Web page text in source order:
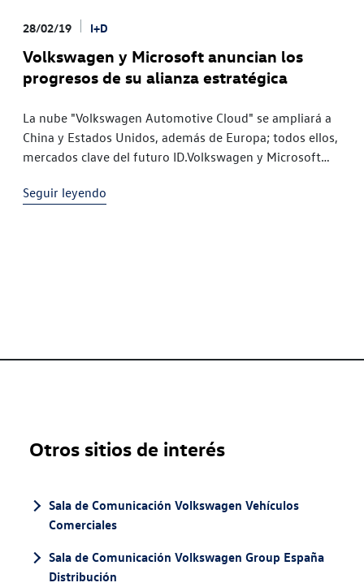
28/02/19 I+D
Volkswagen y Microsoft anuncian los
progresos de su alianza estratégica
La nube "Volkswagen Automotive Cloud" se ampliará a
China y Estados Unidos, además de Europa; todos ellos,
mercados clave del futuro ID.Volkswagen y Microsoft
vehículos conectadosLa construcción del
Seguir leyendo
Otros sitios de interés
Sala de Comunicación Volkswagen Vehículos
Comerciales
Sala de Comunicación Volkswagen Group España
Distribución